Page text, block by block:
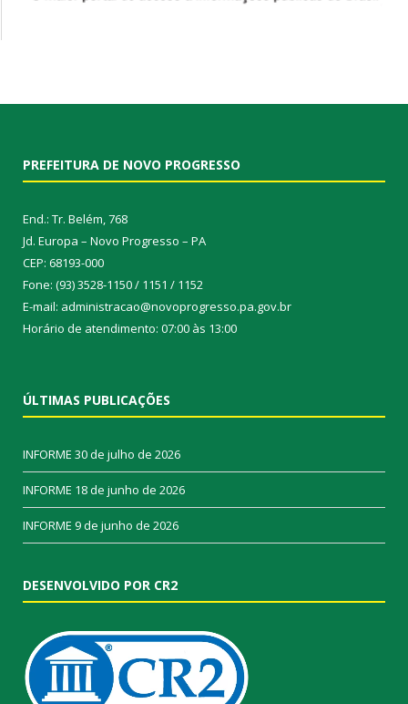
PREFEITURA DE NOVO PROGRESSO
End.: Tr. Belém, 768
Jd. Europa – Novo Progresso – PA
CEP: 68193-000
Fone: (93) 3528-1150 / 1151 / 1152
E-mail: administracao@novoprogresso.pa.gov.br
Horário de atendimento: 07:00 às 13:00
ÚLTIMAS PUBLICAÇÕES
INFORME 30 de julho de 2026
INFORME 18 de junho de 2026
INFORME 9 de junho de 2026
DESENVOLVIDO POR CR2